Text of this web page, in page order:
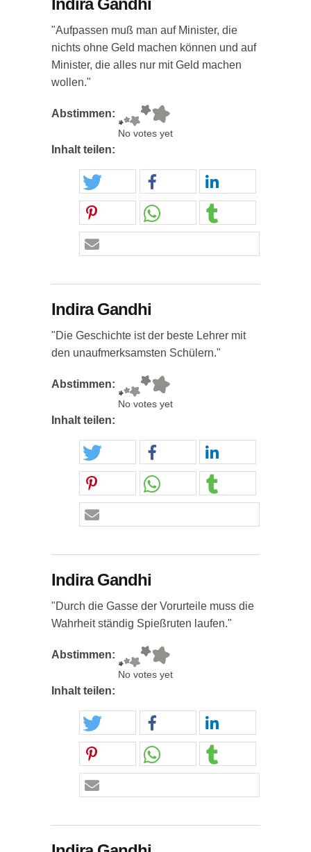
Indira Gandhi
"Aufpassen muß man auf Minister, die
nichts ohne Geld machen können und auf
Minister, die alles nur mit Geld machen
wollen."
Abstimmen:
No votes yet
Inhalt teilen:
Indira Gandhi
"Die Geschichte ist der beste Lehrer mit
den unaufmerksamsten Schülern."
Abstimmen:
No votes yet
Inhalt teilen:
Indira Gandhi
"Durch die Gasse der Vorurteile muss die
Wahrheit ständig Spießruten laufen."
Abstimmen:
No votes yet
Inhalt teilen: